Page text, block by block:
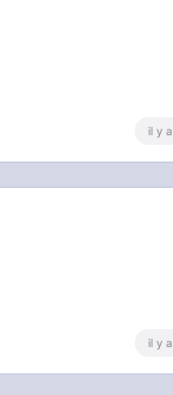
il y
il y